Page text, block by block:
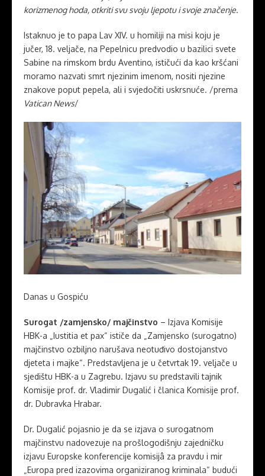
korizmenog hoda, otkriti svu svoju ljepotu i svoje značenje.
Istaknuo je to papa Lav XIV. u homiliji na misi koju je
jučer, 18. veljače, na Pepelnicu predvodio u bazilici svete
Sabine na rimskom brdu Aventino, ističući da kao kršćani
moramo nazvati smrt njezinim imenom, nositi njezine
znakove poput pepela, ali i svjedočiti uskrsnuće. /prema
Vatican News/
Danas u Gospiću
Surogat /zamjensko/ majčinstvo – Izjava Komisije
HBK-a „Iustitia et pax“ ističe da „Zamjensko (surogatno)
majčinstvo ozbiljno narušava neotuđivo dostojanstvo
djeteta i majke“. Predstavljena je u četvrtak 19. veljače u
sjedištu HBK-a u Zagrebu. Izjavu su predstavili tajnik
Komisije prof. dr. Vladimir Dugalić i članica Komisije prof.
dr. Dubravka Hrabar.
Dr. Dugalić pojasnio je da se izjava o surogatnom
majčinstvu nadovezuje na prošlogodišnju zajedničku
izjavu Europske konferencije komisijâ za pravdu i mir
„Europa pred izazovima organiziranog kriminala“ budući